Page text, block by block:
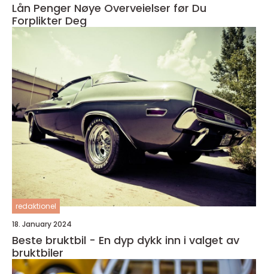
Lån Penger Nøye Overveielser før Du
Forplikter Deg
redaktionel
18. January 2024
Beste bruktbil - En dyp dykk inn i valget av
bruktbiler